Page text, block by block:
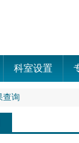
科室设置
查询